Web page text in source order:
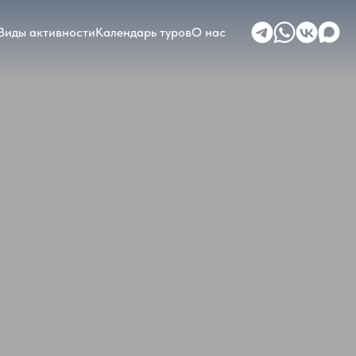
активностиКалендарь туровО нас